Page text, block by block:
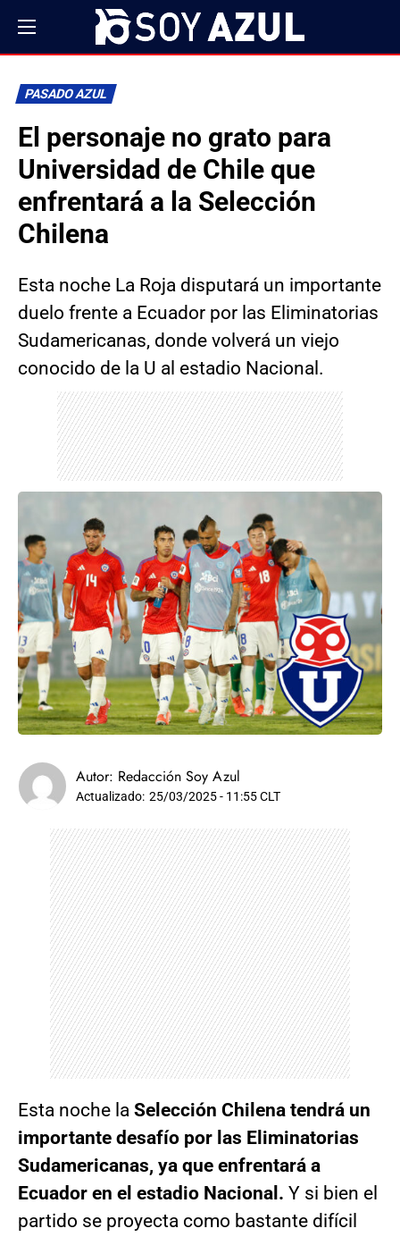
PASADO AZUL
El personaje no grato para
Universidad de Chile que
enfrentará a la Selección
Chilena
Esta noche La Roja disputará un importante
duelo frente a Ecuador por las Eliminatorias
Sudamericanas, donde volverá un viejo
conocido de la U al estadio Nacional.
Autor: Redacción Soy Azul
Actualizado: 25/03/2025 - 11:55 CLT
Esta noche la Selección Chilena tendrá un
importante desafío por las Eliminatorias
Sudamericanas, ya que enfrentará a
Ecuador en el estadio Nacional. Y si bien el
partido se proyecta como bastante difícil